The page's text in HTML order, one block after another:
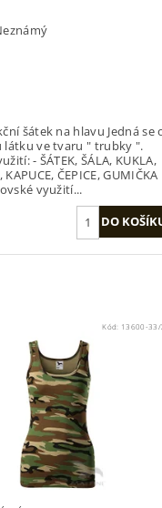
na hlavu Jedná se o
látku ve tvaru " trubky ".
KUKLA,
KAPUCE, ČEPICE, GUMIČKA
využití...
Kód: 13600-33/